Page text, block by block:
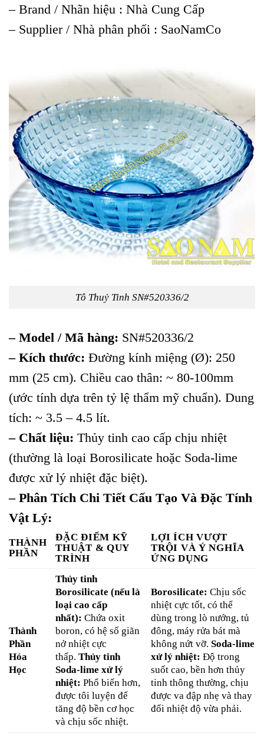
– Brand / Nhãn hiệu : Nhà Cung Cấp
– Supplier / Nhà phân phối : SaoNamCo
Tô Thuỷ Tinh SN#520336/2
– Model / Mã hàng: SN#520336/2
– Kích thước: Đường kính miệng (Ø): 250
mm (25 cm). Chiều cao thân: ~ 80-100mm
(ước tính dựa trên tỷ lệ thẩm mỹ chuẩn). Dung
tích: ~ 3.5 – 4.5 lít.
– Chất liệu: Thủy tinh cao cấp chịu nhiệt
(thường là loại Borosilicate hoặc Soda-lime
được xử lý nhiệt đặc biệt).
– Phân Tích Chi Tiết Cấu Tạo Và Đặc Tính
Vật Lý:
THÀNH
PHẦN
ĐẶC ĐIỂM KỸ
THUẬT & QUY
TRÌNH
LỢI ÍCH VƯỢT
TRỘI VÀ Ý NGHĨA
ỨNG DỤNG
Thành
Phần
Hóa
Học
Thủy tinh
Borosilicate (nếu là
loại cao cấp
nhất): Chứa oxit
boron, có hệ số giãn
nở nhiệt cực
thấp.Thủy tinh
Soda-lime xử lý
nhiệt: Phổ biến hơn,
được tôi luyện để
tăng độ bền cơ học
và chịu sốc nhiệt.
Borosilicate: Chịu sốc
nhiệt cực tốt, có thể
dùng trong lò nướng, tủ
đông, máy rửa bát mà
không nứt vỡ.Soda-lime
xử lý nhiệt: Độ trong
suốt cao, bền hơn thủy
tinh thông thường, chịu
được va đập nhẹ và thay
đổi nhiệt độ vừa phải.